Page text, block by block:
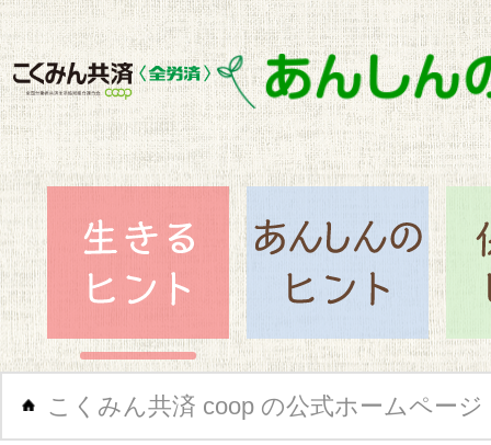
閉
生きるヒントあ
こくみん共済 coop の公式ホームページ